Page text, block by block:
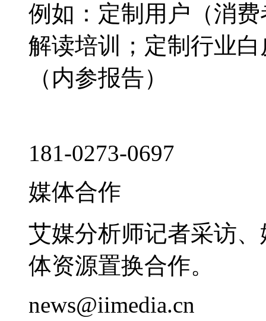
例如：定制用户（消
解读培训；定制行业
（内参报告）
181-0273-0697
媒体合作
艾媒分析师记者采访
体资源置换合作。
news@iimedia.cn